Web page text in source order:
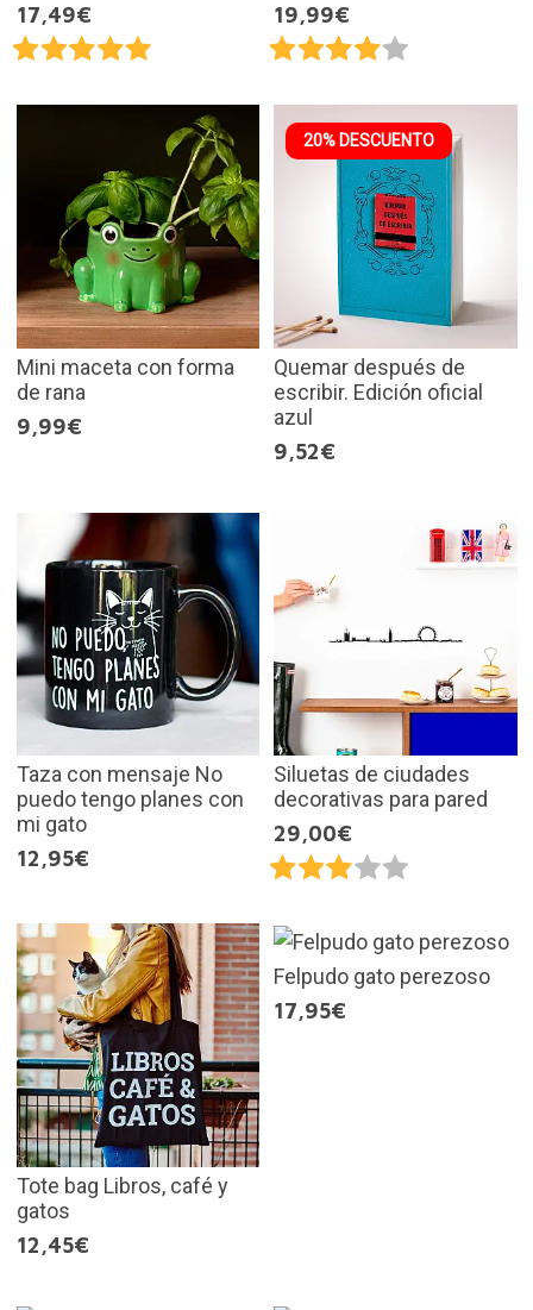
17,49€
19,99€
Mini maceta con forma
de rana
9,99€
20% DESCUENTO
Quemar después de
escribir. Edición oficial
azul
9,52€
Taza con mensaje No
puedo tengo planes con
mi gato
12,95€
Siluetas de ciudades
decorativas para pared
29,00€
Tote bag Libros, café y
gatos
12,45€
Felpudo gato perezoso
17,95€